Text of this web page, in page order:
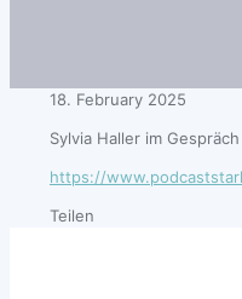
18. February 2025
Sylvia Haller im
https://
Teilen